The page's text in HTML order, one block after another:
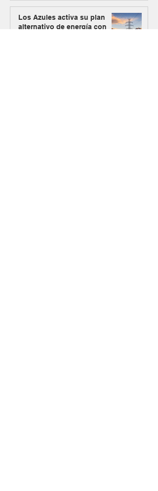
Los Azules activa su plan
alternativo de energía con